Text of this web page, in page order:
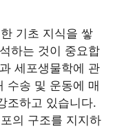
기초 지식을 쌓
하는 것이 중요합
세포생물학에 관
수송 및 운동에 매
조하고 있습니다.
의 구조를 지지하